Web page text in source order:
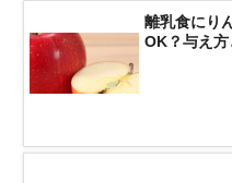
離乳食にり
OK？与え方